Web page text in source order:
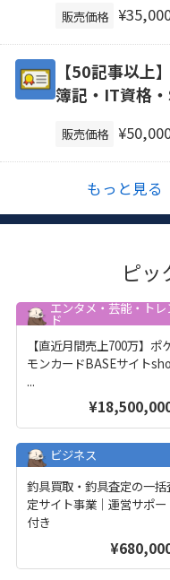
販売価格
【50記事以上
簿記・IT資格
販売価格
もっと見る
ピッ
エンタメ・芸能・トレ
ド
【直近月間売上700万】ポ
モンカードBASEサイト
...
ビジネス
釣具買取・釣具査定の一括
定サイト事業｜運営サポー
付き